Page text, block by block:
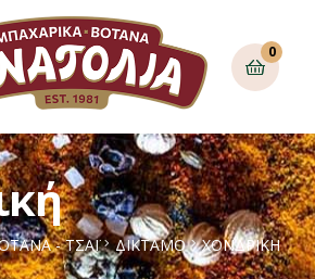
0
- ΤΣΑΪ ΔΊΚΤΑΜΟ ΧΟΝΔΡΙΚΉ